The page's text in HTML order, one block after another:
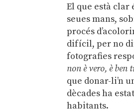
El que està clar
seues mans,
procés
difícil, per no
fotografies
non è vero, è ben
que donar-li’n
dècades ha
habitants.